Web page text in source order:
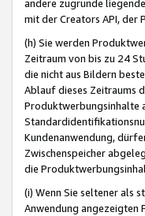
andere zugrunde
mit der Creators API, der
(h) Sie werden
Zeitraum von bis zu 24
die nicht aus Bildern
Ablauf dieses Zeitraums
Produktwerbungsinhalte
Kundenanwendung,
Zwischenspeicher
die
(i) Wenn Sie seltener als
Anwendung angezeigten